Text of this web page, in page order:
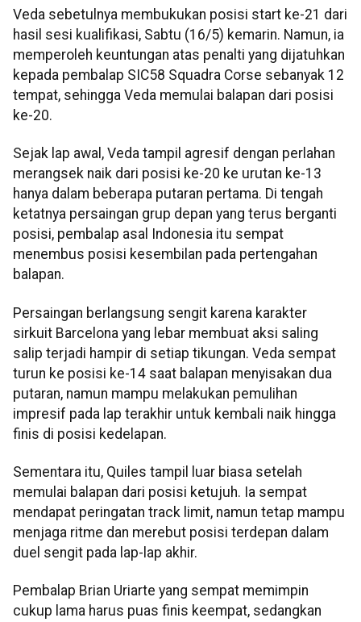
Veda sebetulnya membukukan posisi start ke-21 dari
hasil sesi kualifikasi, Sabtu (16/5) kemarin. Namun, ia
memperoleh keuntungan atas penalti yang dijatuhkan
kepada pembalap SIC58 Squadra Corse sebanyak 12
tempat, sehingga Veda memulai balapan dari posisi
ke-20.
Sejak lap awal, Veda tampil agresif dengan perlahan
merangsek naik dari posisi ke-20 ke urutan ke-13
hanya dalam beberapa putaran pertama. Di tengah
ketatnya persaingan grup depan yang terus berganti
posisi, pembalap asal Indonesia itu sempat
menembus posisi kesembilan pada pertengahan
balapan.
Persaingan berlangsung sengit karena karakter
sirkuit Barcelona yang lebar membuat aksi saling
salip terjadi hampir di setiap tikungan. Veda sempat
turun ke posisi ke-14 saat balapan menyisakan dua
putaran, namun mampu melakukan pemulihan
impresif pada lap terakhir untuk kembali naik hingga
finis di posisi kedelapan.
Sementara itu, Quiles tampil luar biasa setelah
memulai balapan dari posisi ketujuh. Ia sempat
mendapat peringatan track limit, namun tetap mampu
menjaga ritme dan merebut posisi terdepan dalam
duel sengit pada lap-lap akhir.
Pembalap Brian Uriarte yang sempat memimpin
cukup lama harus puas finis keempat, sedangkan